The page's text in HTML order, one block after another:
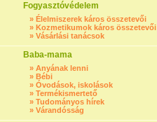
Fogyasztóvédelem
» Élelmiszerek káros összetevői
» Kozmetikumok káros összetevői
» Vásárlási tanácsok
Baba-mama
» Anyának lenni
» Bébi
» Óvodások, iskolások
» Termékismertető
» Tudományos hírek
» Várandósság